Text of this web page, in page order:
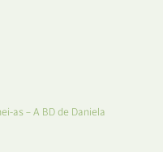
as – A BD de Daniela